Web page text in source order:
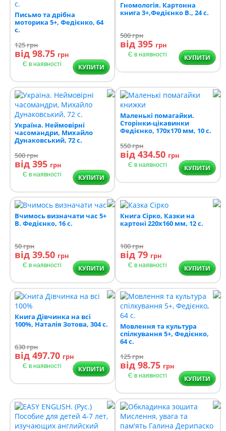
Письмо та дрібна
моторика 5+, Федієнко, 64
с.
125грн
від 98.75 грн
Є в наявності КУПИТИ
Гномологія. Картонна
книга 3+,Федієнко В., 24 с.
500грн
від 395 грн
Є в наявності КУПИТИ
Україна. Неймовірні
часомандри, Михайло
Дунаковський, 72 с.
500грн
від 395 грн
Є в наявності КУПИТИ
Маленькі помагайки.
Сторінки-цікавинки
Федієнко, 170х170 мм, 10 с.
550грн
від 434.50 грн
Є в наявності КУПИТИ
Вчимось визначати час 5+
В. Федієнко, 16 с.
50грн
від 39.50 грн
Є в наявності КУПИТИ
Книга Сірко, Казки на
картоні 220х160 мм, 12 с.
100грн
від 79 грн
Є в наявності КУПИТИ
Книга Дівчинка на всі
100%, Наталія Зотова, 304 с.
630грн
від 497.70 грн
Є в наявності КУПИТИ
Мовлення та культура
спілкування 5+, Федієнко,
64 с.
125грн
від 98.75 грн
Є в наявності КУПИТИ